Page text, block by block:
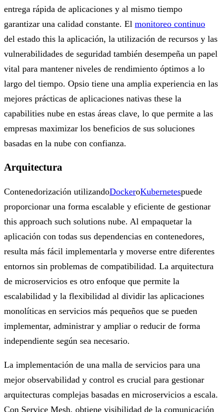
entrega rápida de aplicaciones y al mismo tiempo
garantizar una calidad constante. El monitoreo continuo
del estado this la aplicación, la utilización de recursos y las
vulnerabilidades de seguridad también desempeña un papel
vital para mantener niveles de rendimiento óptimos a lo
largo del tiempo. Opsio tiene una amplia experiencia en las
mejores prácticas de aplicaciones nativas these la
capabilities nube en estas áreas clave, lo que permite a las
empresas maximizar los beneficios de sus soluciones
basadas en la nube con confianza.
Arquitectura
Contenedorización utilizandoDockeroKubernetespuede
proporcionar una forma escalable y eficiente de gestionar
this approach such solutions nube. Al empaquetar la
aplicación con todas sus dependencias en contenedores,
resulta más fácil implementarla y moverse entre diferentes
entornos sin problemas de compatibilidad. La arquitectura
de microservicios es otro enfoque que permite la
escalabilidad y la flexibilidad al dividir las aplicaciones
monolíticas en servicios más pequeños que se pueden
implementar, administrar y ampliar o reducir de forma
independiente según sea necesario.
La implementación de una malla de servicios para una
mejor observabilidad y control es crucial para gestionar
arquitecturas complejas basadas en microservicios a escala.
Con Service Mesh, obtiene visibilidad de la comunicación